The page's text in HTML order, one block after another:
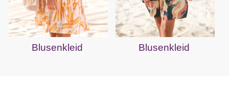
Blusenkleid Blusenkleid